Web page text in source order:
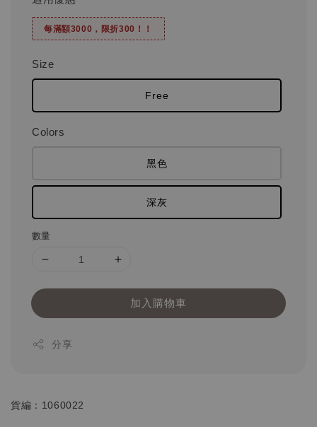
每滿額3000，限折300！！
Size
Free
Colors
黑色
深灰
數量
加入購物車
分享
貨編：1060022